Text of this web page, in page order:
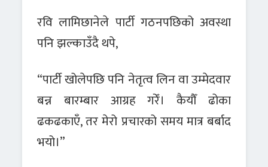
रवि लामिछानेले पार्टी गठनपछिको अवस्था
पनि झल्काउँदै थपे,
“पार्टी खोलेपछि पनि नेतृत्व लिन वा उम्मेदवार
बन्न बारम्बार आग्रह गरेँ। कैयौँ ढोका
ढकढकाएँ, तर मेरो प्रचारको समय मात्र बर्बाद
भयो।”